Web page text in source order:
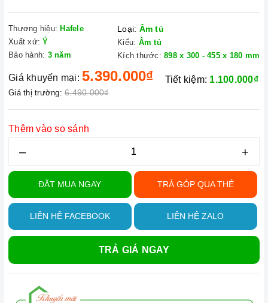
Thương hiệu: Hafele
Xuất xứ: Ý
Bảo hành: 3 năm
Loại: Âm tủ
Kiểu: Âm tủ
Kích thước: 898 x 300 - 455 x 180 mm
Giá khuyến mại: 5.390.000₫
Giá thị trường: 6.490.000₫
Tiết kiệm: 1.100.000₫
Thêm vào so sánh
– +
ĐẶT MUA NGAY TRẢ GÓP QUA THẺ
LIÊN HỆ FACEBOOK LIÊN HỆ ZALO
TRẢ GIÁ NGAY